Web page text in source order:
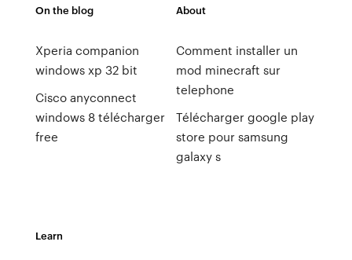
On the blog
Xperia companion
windows xp 32 bit
Cisco anyconnect
windows 8 télécharger
free
About
Comment installer un
mod minecraft sur
telephone
Télécharger google play
store pour samsung
galaxy s
Learn